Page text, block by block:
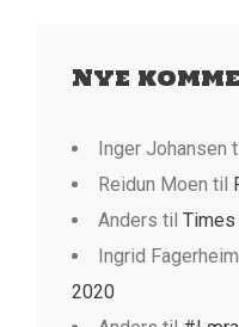
Nye
Inger Johansen
Reidun Moen til
Anders til
Ingrid Fagerheim
2020